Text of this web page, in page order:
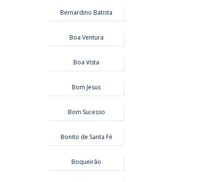
Bernardino Batista
Boa Ventura
Boa Vista
Bom Jesus
Bom Sucesso
Bonito de Santa Fé
Boqueirão